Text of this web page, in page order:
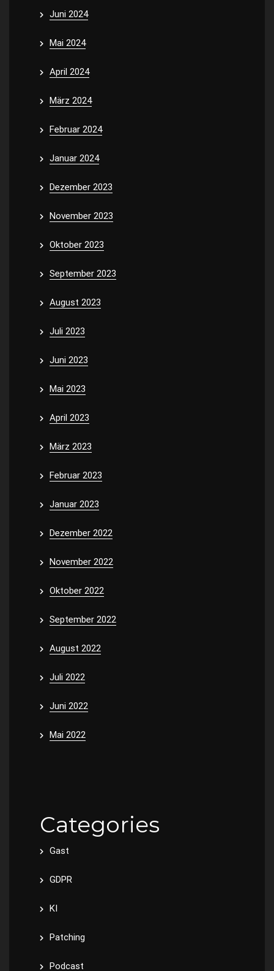
Juni 2024
Mai 2024
April 2024
März 2024
Februar 2024
Januar 2024
Dezember 2023
November 2023
Oktober 2023
September 2023
August 2023
Juli 2023
Juni 2023
Mai 2023
April 2023
März 2023
Februar 2023
Januar 2023
Dezember 2022
November 2022
Oktober 2022
September 2022
August 2022
Juli 2022
Juni 2022
Mai 2022
Categories
Gast
GDPR
KI
Patching
Podcast